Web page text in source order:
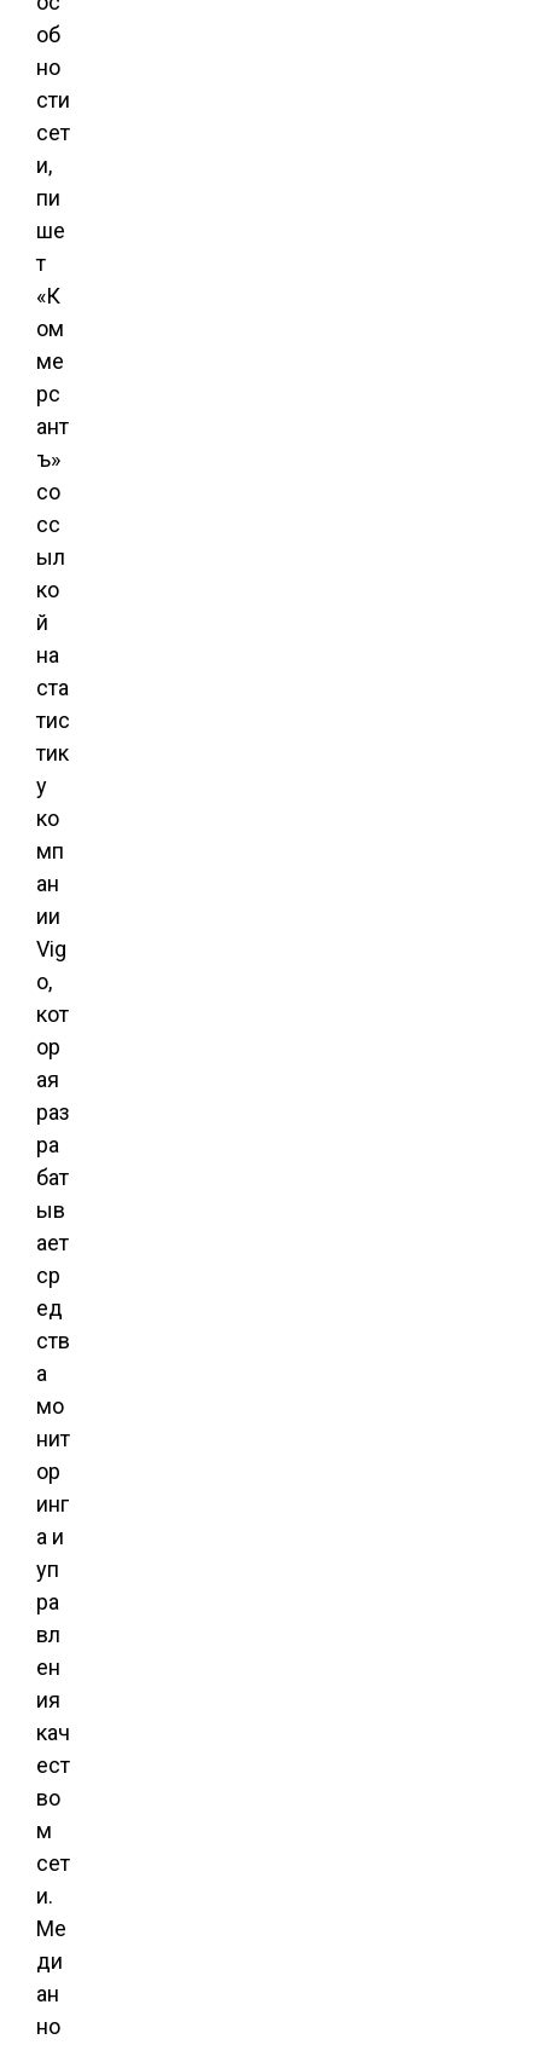
об
но
сти
сет
и,
пи
ше
т
«К
ом
ме
рс
ант
ъ»
со
сс
ыл
ко
й
на
ста
тис
тик
у
ко
мп
ан
ии
Vig
o,
кот
ор
ая
раз
ра
бат
ыв
ает
ср
ед
ств
а
мо
нит
ор
инг
а и
уп
ра
вл
ен
ия
кач
ест
во
м
сет
и.
Ме
ди
ан
но